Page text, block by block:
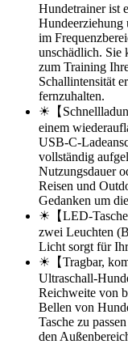
Hundetrainer ist
im
unschädlich. Sie
zum Training
Schallintensität
fernzuhalten.
☀【
einem
USB-C-
vollständig
Nutzungsdauer
Reisen und
Gedanken um
☀【LED-
zwei Leuchten
Licht sorgt für
☀【Tragbar,
Ultraschall-
Reichweite von
Bellen von
Tasche zu
den